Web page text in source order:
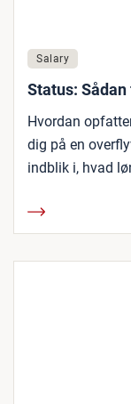
Salary
Status:
Hvordan
dig på en
indblik i, hvad